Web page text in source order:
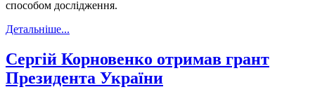
способом дослідження.
Детальніше...
Сергій Корновенко отримав грант
Президента України